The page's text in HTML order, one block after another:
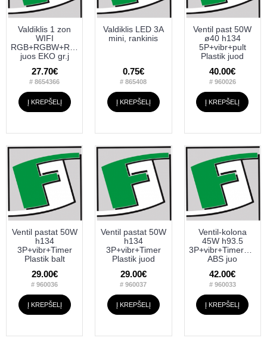
Valdiklis 1 zon
WIFI
RGB+RGBW+RGBCCT
juos EKO gr.j
27.70€
# 8654366
Į KREPŠELĮ
Valdiklis LED 3A
mini, rankinis
0.75€
# 865408
Į KREPŠELĮ
Ventil past 50W
ø40 h134
5P+vibr+pult
Plastik juod
40.00€
# 960026
Į KREPŠELĮ
Ventil pastat 50W
h134
3P+vibr+Timer
Plastik balt
29.00€
# 960036
Į KREPŠELĮ
Ventil pastat 50W
h134
3P+vibr+Timer
Plastik juod
29.00€
# 960037
Į KREPŠELĮ
Ventil-kolona
45W h93.5
3P+vibr+Timer+Pult
ABS juo
42.00€
# 960033
Į KREPŠELĮ